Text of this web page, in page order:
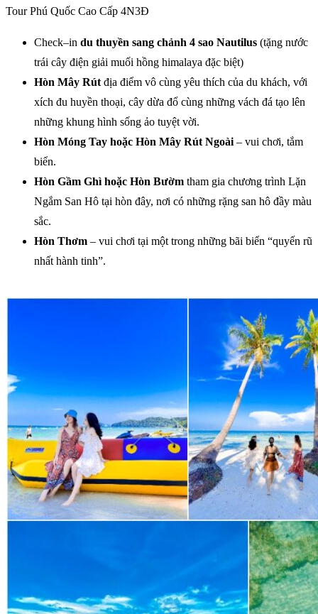
Tour Phú Quốc Cao Cấp 4N3Đ
Check–in du thuyền sang chảnh 4 sao Nautilus (tặng nước
trái cây điện giải muối hồng himalaya đặc biệt)
Hòn Mây Rút địa điểm vô cùng yêu thích của du khách, với
xích đu huyền thoại, cây dừa đổ cùng những vách đá tạo lên
những khung hình sống ảo tuyệt vời.
Hòn Móng Tay hoặc Hòn Mây Rút Ngoài – vui chơi, tắm
biển.
Hòn Gầm Ghì hoặc Hòn Bườm tham gia chương trình Lặn
Ngắm San Hô tại hòn đây, nơi có những rặng san hô đầy màu
sắc.
Hòn Thơm – vui chơi tại một trong những bãi biển “quyến rũ
nhất hành tinh”.